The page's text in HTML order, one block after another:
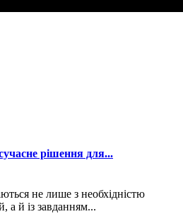
рішення для...
не лише з необхідністю
а й із завданням...